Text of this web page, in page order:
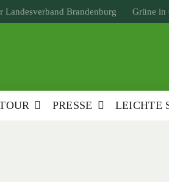
Landesverband Brandenburg Grüne in
PRESSE LEICHTE